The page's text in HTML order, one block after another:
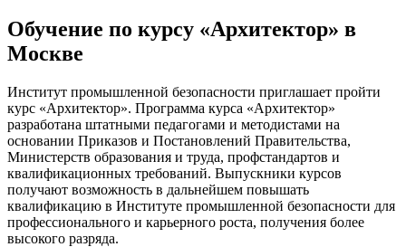
Обучение по курсу «Архитектор» в
Москве
Институт промышленной безопасности приглашает пройти
курс «Архитектор». Программа курса «Архитектор»
разработана штатными педагогами и методистами на
основании Приказов и Постановлений Правительства,
Министерств образования и труда, профстандартов и
квалификационных требований. Выпускники курсов
получают возможность в дальнейшем повышать
квалификацию в Институте промышленной безопасности для
профессионального и карьерного роста, получения более
высокого разряда.